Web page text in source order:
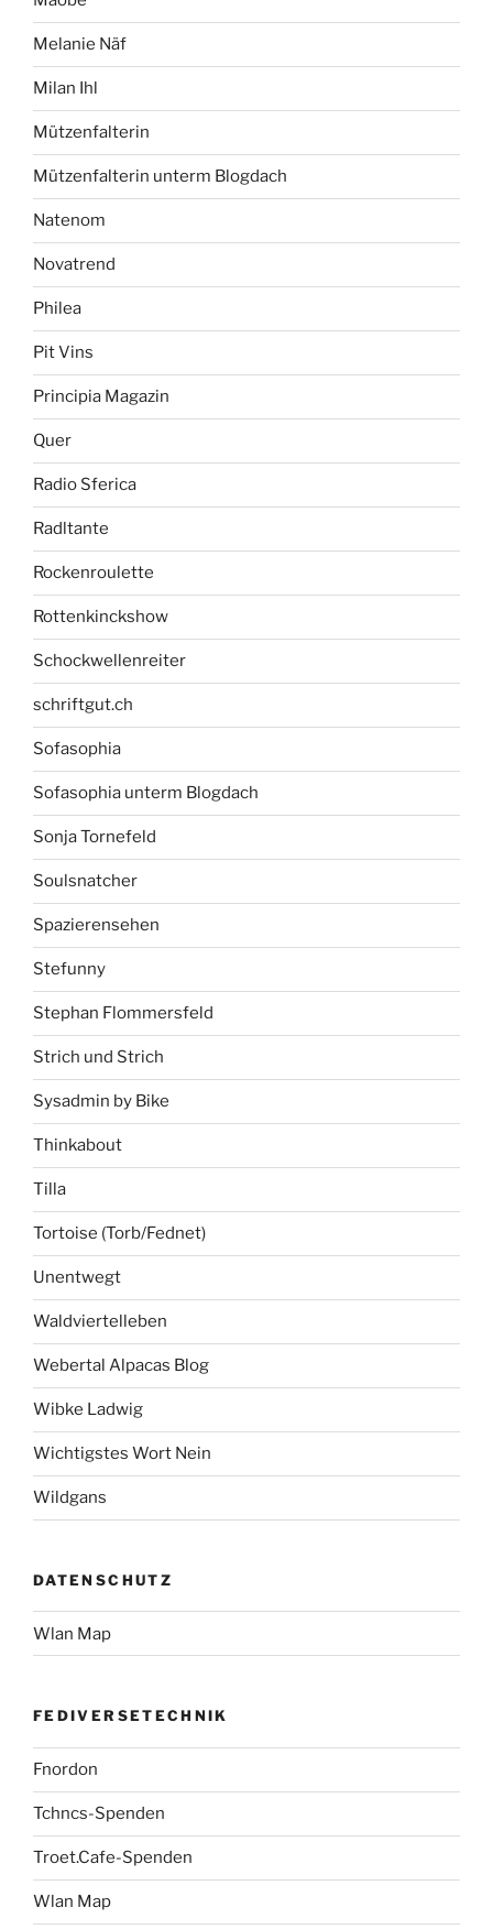
Melanie Näf
Milan Ihl
Mützenfalterin
Mützenfalterin unterm Blogdach
Natenom
Novatrend
Philea
Pit Vins
Principia Magazin
Quer
Radio Sferica
Radltante
Rockenroulette
Rottenkinckshow
Schockwellenreiter
schriftgut.ch
Sofasophia
Sofasophia unterm Blogdach
Sonja Tornefeld
Soulsnatcher
Spazierensehen
Stefunny
Stephan Flommersfeld
Strich und Strich
Sysadmin by Bike
Thinkabout
Tilla
Tortoise (Torb/Fednet)
Unentwegt
Waldviertelleben
Webertal Alpacas Blog
Wibke Ladwig
Wichtigstes Wort Nein
Wildgans
DATENSCHUTZ
Wlan Map
FEDIVERSETECHNIK
Fnordon
Tchncs-Spenden
Troet.Cafe-Spenden
Wlan Map